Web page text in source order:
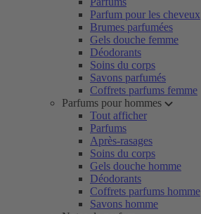
Parfum pour les cheveux
Brumes parfumées
Gels douche femme
Déodorants
Soins du corps
Savons parfumés
Coffrets parfums femme
Parfums pour hommes
Tout afficher
Parfums
Après-rasages
Soins du corps
Gels douche homme
Déodorants
Coffrets parfums homme
Savons homme